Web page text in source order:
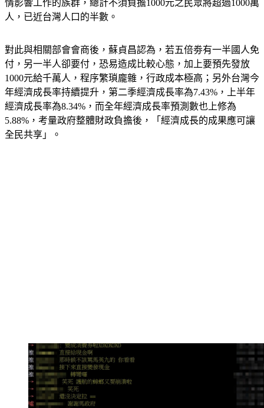
情影響工作的族群，總計不須負擔1000元之民眾將超過1000萬
人，已近台灣人口的半數。
對此與相關部會會商後，蘇貞昌認為，若五倍劵有一半國人免
付，另一半人卻要付，恐易造成比較心態，加上要預先發放
1000元給千萬人，程序繁瑣龐雜，行政成本極高；另外台灣今
年經濟成長率持續提升，第二季經濟成長率為7.43%，上半年
經濟成長率為8.34%，而全年經濟成長率預測數也上修為
5.88%，考量政府整體財政負擔後，「經濟成長的成果應可讓
全民共享」。